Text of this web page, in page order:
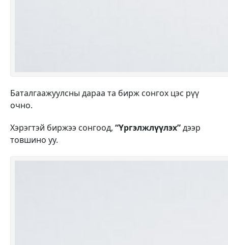
Баталгаажуулсны дараа та бирж сонгох цэс рүү
очно.
Хэрэгтэй биржээ сонгоод, “Үргэлжлүүлэх”дээр
товшино уу.